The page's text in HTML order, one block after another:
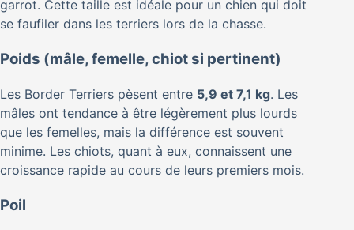
garrot. Cette taille est idéale pour un chien qui doit
se faufiler dans les terriers lors de la chasse.
Poids (mâle, femelle, chiot si pertinent)
Les Border Terriers pèsent entre 5,9 et 7,1 kg. Les
mâles ont tendance à être légèrement plus lourds
que les femelles, mais la différence est souvent
minime. Les chiots, quant à eux, connaissent une
croissance rapide au cours de leurs premiers mois.
Poil